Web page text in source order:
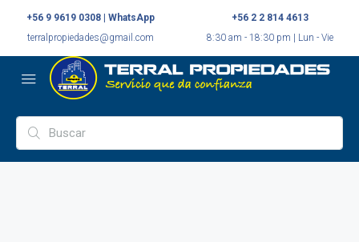
+56 9 9619 0308 | WhatsApp
terralpropiedades@gmail.com
+56 2 2 814 4613
8:30 am - 18:30 pm | Lun - Vie